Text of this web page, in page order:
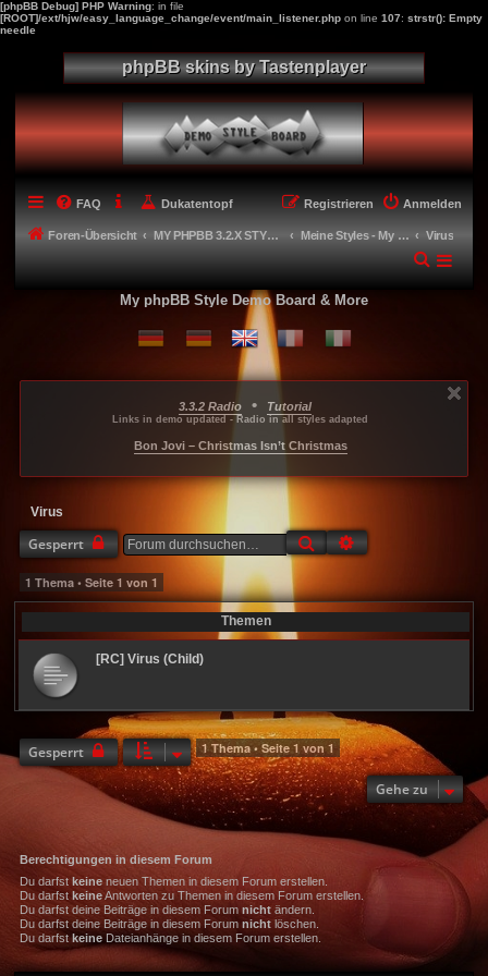
[phpBB Debug] PHP Warning: in file
[ROOT]/ext/hjw/easy_language_change/event/main_listener.php on line 107: strstr(): Empty
needle
phpBB skins by Tastenplayer
FAQ Dukatentopf Anmelden
Registrieren
Foren-Übersicht MY PHPBB 3.2.X STYLES Meine Styles - My style creations Virus
My phpBB Style Demo Board & More
3.3.2 Radio • Tutorial
Links in demo updated - Radio in all styles adapted
Bon Jovi – Christmas Isn’t Christmas
Virus
Gesperrt Suche
1 Thema • Seite 1 von 1
Themen
[RC] Virus (Child)
Gesperrt 1 Thema • Seite 1 von1
Gehe zu
Berechtigungen in diesem Forum
Du darfst keineneuen Themen in diesem Forum erstellen.
Du darfst keineAntworten zu Themen in diesem Forum erstellen.
Du darfst deine Beiträge in diesem Forum nichtändern.
Du darfst deine Beiträge in diesem Forum nichtlöschen.
Du darfstkeineDateianhänge in diesem Forum erstellen.